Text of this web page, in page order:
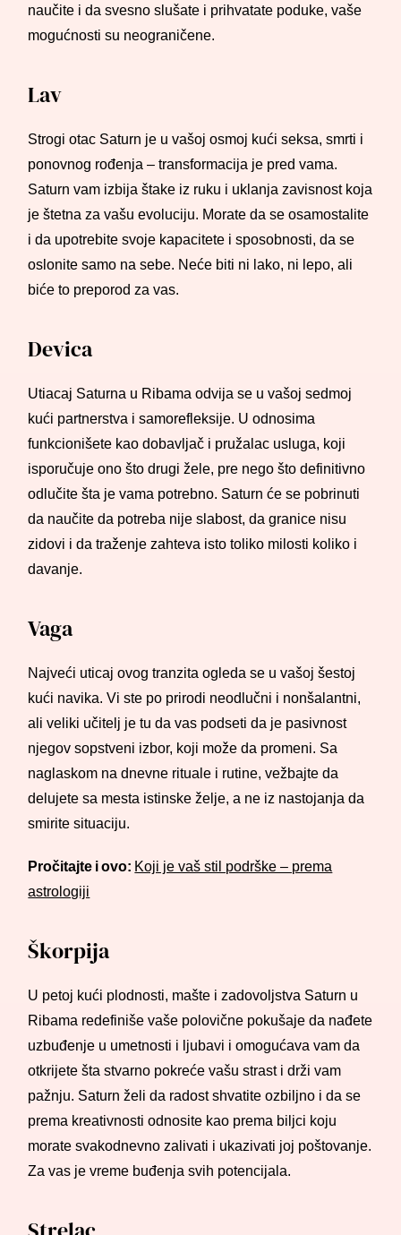
naučite i da svesno slušate i prihvatate poduke, vaše
mogućnosti su neograničene.
Lav
Strogi otac Saturn je u vašoj osmoj kući seksa, smrti i
ponovnog rođenja – transformacija je pred vama.
Saturn vam izbija štake iz ruku i uklanja zavisnost koja
je štetna za vašu evoluciju. Morate da se osamostalite
i da upotrebite svoje kapacitete i sposobnosti, da se
oslonite samo na sebe. Neće biti ni lako, ni lepo, ali
biće to preporod za vas.
Devica
Utiacaj Saturna u Ribama odvija se u vašoj sedmoj
kući partnerstva i samorefleksije. U odnosima
funkcionišete kao dobavljač i pružalac usluga, koji
isporučuje ono što drugi žele, pre nego što definitivno
odlučite šta je vama potrebno. Saturn će se pobrinuti
da naučite da potreba nije slabost, da granice nisu
zidovi i da traženje zahteva isto toliko milosti koliko i
davanje.
Vaga
Najveći uticaj ovog tranzita ogleda se u vašoj šestoj
kući navika. Vi ste po prirodi neodlučni i nonšalantni,
ali veliki učitelj je tu da vas podseti da je pasivnost
njegov sopstveni izbor, koji može da promeni. Sa
naglaskom na dnevne rituale i rutine, vežbajte da
delujete sa mesta istinske želje, a ne iz nastojanja da
smirite situaciju.
Pročitajte i ovo: Koji je vaš stil podrške – prema
astrologiji
Škorpija
U petoj kući plodnosti, mašte i zadovoljstva Saturn u
Ribama redefiniše vaše polovične pokušaje da nađete
uzbuđenje u umetnosti i ljubavi i omogućava vam da
otkrijete šta stvarno pokreće vašu strast i drži vam
pažnju. Saturn želi da radost shvatite ozbiljno i da se
prema kreativnosti odnosite kao prema biljci koju
morate svakodnevno zalivati i ukazivati joj poštovanje.
Za vas je vreme buđenja svih potencijala.